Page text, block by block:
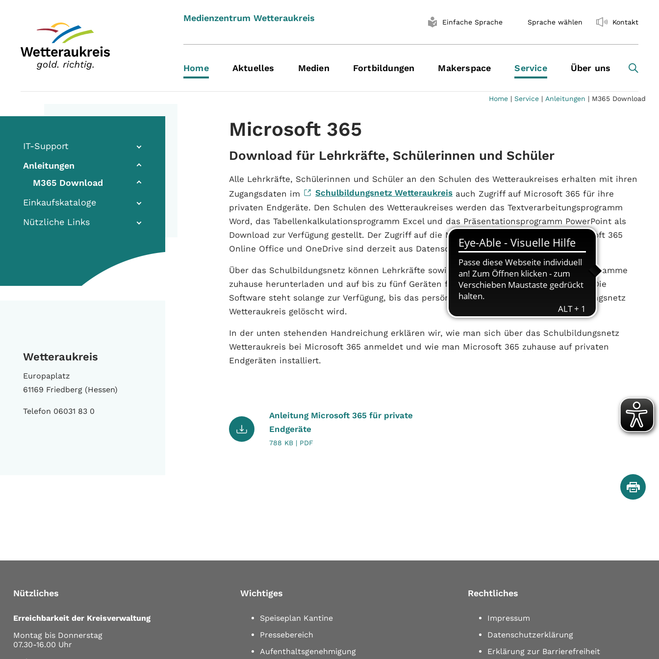
Medienzentrum Wetteraukreis Einfache Sprache Sprache wählen Kontakt
Home Aktuelles Medien Fortbildungen Makerspace Service Über uns
IT-Support
Anleitungen
M365 Download (current)
Einkaufskataloge
Nützliche Links
Wetteraukreis
Europaplatz
61169 Friedberg (Hessen)
Telefon 06031 83 0
Home| Service| Anleitungen | M365 Download
Microsoft 365
Download für Lehrkräfte, Schülerinnen und Schüler
Alle Lehrkräfte, Schülerinnen und Schüler an den Schulen des Wetteraukreises erhalten mit ihren
Zugangsdaten im
Schulbildungsnetz Wetteraukreisauch Zugriff auf Microsoft 365 für ihre
privaten Endgeräte. Den Schulen des Wetteraukreises werden das Textverarbeitungsprogramm
Word, das Tabellenkalkulationsprogramm Excel und das Präsentationsprogramm PowerPoint als
Download zur Verfügung gestellt. Der Zugriff auf die Microsoft-Onlinedienste wie Microsoft 365
Online Office und OneDrive sind derzeit aus Datenschutzgründen gesperrt.
Über das Schulbildungsnetz können Lehrkräfte sowie Schülerinnen und Schüler die Programme
zuhause herunterladen und auf bis zu fünf Geräten für schulische Zwecke installieren. Die
Software steht solange zur Verfügung, bis das persönliche Benutzerkonto im Schulbildungsnetz
Wetteraukreis gelöscht wird.
In der unten stehenden Handreichung erklären wir, wie man sich über das Schulbildungsnetz
Wetteraukreis bei Microsoft 365 anmeldet und wie man Microsoft 365 zuhause auf privaten
Endgeräten installiert.
Anleitung Microsoft 365 für private
Endgeräte
788 KB | PDF
Nützliches
Erreichbarkeit der Kreisverwaltung
Montag bis Donnerstag
07.30-16.00 Uhr
Wichtiges
Speiseplan Kantine
Pressebereich
Aufenthaltsgenehmigung
Rechtliches
Impressum
Datenschutzerklärung
Erklärung zur Barrierefreiheit